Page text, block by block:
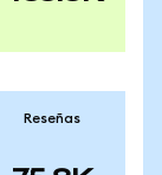
Reseñas